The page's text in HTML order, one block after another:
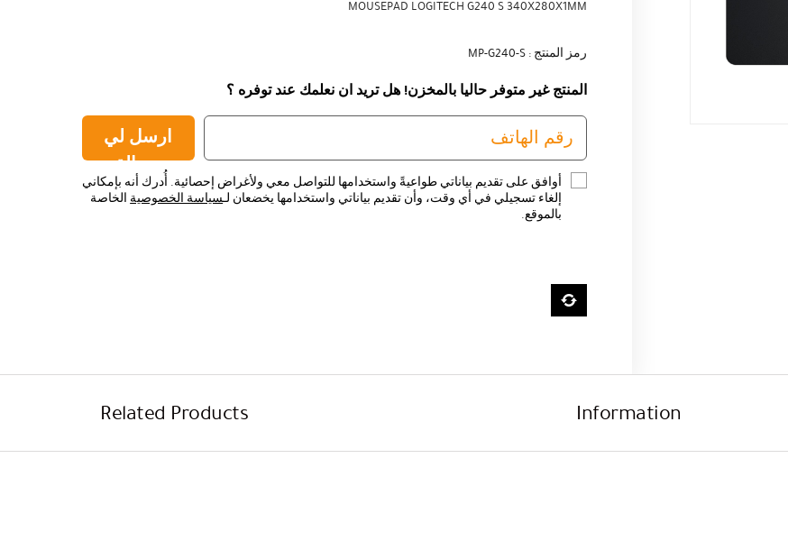
MOUSEPAD LOGITECH G240 S 340X280X1MM
رمز المنتج : MP-G240-S
المنتج غير متوفر حاليا بالمخزن! هل تريد ان نعلمك عند توفره ؟
ارسل لي
رسالة
أوافق على تقديم بياناتي طواعيةً واستخدامها للتواصل معي ولأغراض إحصائية. أُدرك أنه بإمكاني
إلغاء تسجيلي في أي وقت، وأن تقديم بياناتي واستخدامها يخضعان لـسياسة الخصوصيةالخاصة
بالموقع.
Information
Related Products